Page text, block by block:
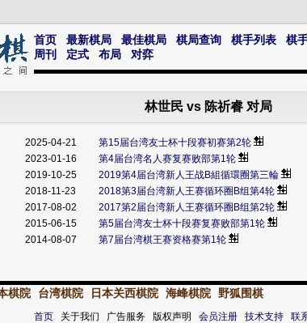
首页 最新棋局 最佳棋局 棋局查询 棋手列表 棋
周刊
定式 布局 对弈
林世民 vs 陈祈睿 对局
2025-04-21 第15届台湾友士杯十段赛初赛第2轮
2023-01-16 第4届台湾名人赛复赛败部第1轮
2019-10-25 2019第4届台湾新人王战B組循環圈第三輪
2018-11-23 2018第3届台湾新人王赛循环圈B组第4轮
2017-08-02 2017第2届台湾新人王赛循环圈B组第2轮
2015-06-15 第5届台湾友士杯十段赛复赛败部第1轮
2014-08-07 第7届台湾棋王赛资格赛第1轮
棋院 台湾棋院 日本关西棋院 海峰棋院 野狐围棋
首页关于我们 广告服务 版权声明 会员注册 技术支持 联